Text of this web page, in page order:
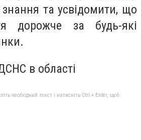
та усвідомити, що
дорожче за будь-які
в області
необхідний текст і натисніть Ctrl + Enter, щоб